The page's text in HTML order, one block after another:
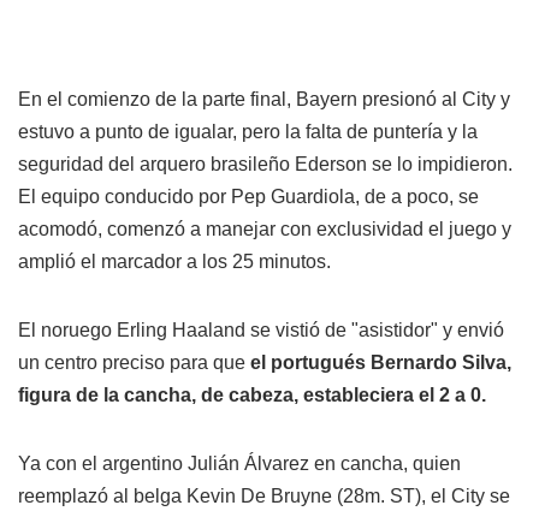
En el comienzo de la parte final, Bayern presionó al City y
estuvo a punto de igualar, pero la falta de puntería y la
seguridad del arquero brasileño Ederson se lo impidieron.
El equipo conducido por Pep Guardiola, de a poco, se
acomodó, comenzó a manejar con exclusividad el juego y
amplió el marcador a los 25 minutos.
El noruego Erling Haaland se vistió de "asistidor" y envió
un centro preciso para que el portugués Bernardo Silva,
figura de la cancha, de cabeza, estableciera el 2 a 0.
Ya con el argentino Julián Álvarez en cancha, quien
reemplazó al belga Kevin De Bruyne (28m. ST), el City se